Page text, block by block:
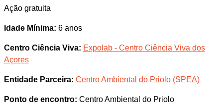
Ação gratuita
Idade Mínima: 6 anos
Centro Ciência Viva: Expolab - Centro Ciência Viva dos
Açores
Entidade Parceira: Centro Ambiental do Priolo (SPEA)
Ponto de encontro: Centro Ambiental do Priolo